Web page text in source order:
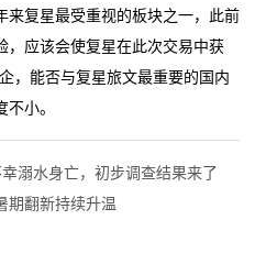
来复星最受重视的板块之一，此前
，应该会使复星在此次交易中获
，能否与复星旅文最重要的国内
不小。
溺水身亡，初步调查结果来了
期翻新持续升温